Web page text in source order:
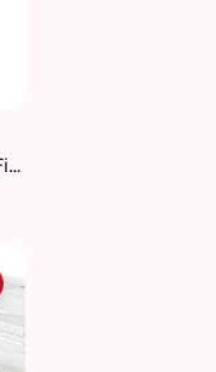
Ausgießer Small, Silber-Finish